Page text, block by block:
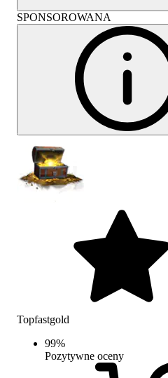
SPONSOROWANA
Topfastgold
99%
Pozytywne oceny